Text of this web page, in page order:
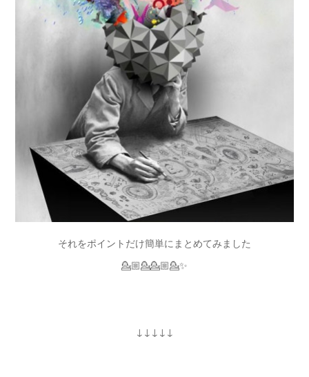
それをポイントだけ簡単にまとめてみました
💁🏼💁💁🏼💁✨
↓↓↓↓↓